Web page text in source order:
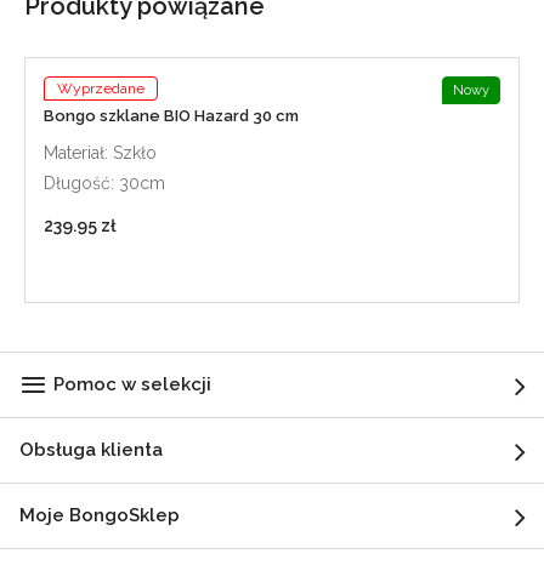
Produkty powiązane
Wyprzedane Nowy
Bongo szklane BIO Hazard 30 cm
Materiał: Szkło
Długość: 30cm
239.95 zł
Pomoc w selekcji
Obsługa klienta
Moje BongoSklep